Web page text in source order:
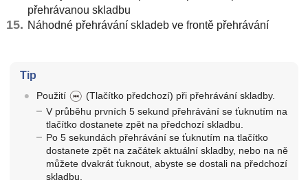
přehrávanou skladbu
Náhodné přehrávání skladeb ve frontě přehrávání
Tip
Použití
(Tlačítko předchozí) při přehrávání skladby.
V průběhu prvních 5 sekund přehrávání se ťuknutím na
tlačítko dostanete zpět na předchozí skladbu.
Po 5 sekundách přehrávání se ťuknutím na tlačítko
dostanete zpět na začátek aktuální skladby, nebo na ně
můžete dvakrát ťuknout, abyste se dostali na předchozí
skladbu.